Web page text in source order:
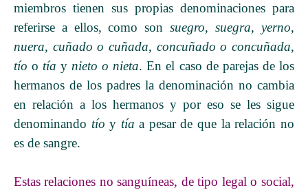
miembros tienen sus propias denominaciones para
referirse a ellos, como sonsuegro, suegra, yerno,
nuera, cuñadoo cuñada, concuñado o concuñada,
tío o tía ynieto o nieta. En el caso de parejas de los
hermanos de los padres la denominación no cambia
en relación a los hermanos y por eso se les sigue
denominando tío y tía a pesar de que la relación no
es de sangre.
Estas relaciones no sanguíneas, de tipo legal o social,